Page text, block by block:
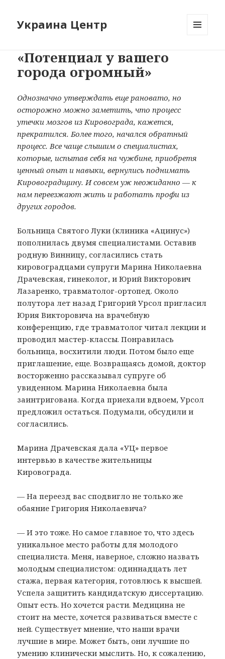
Украина Центр
«Потенциал у вашего
города огромный»
Однозначно утверждать еще рановато, но
осторожно можно заметить, что процесс
утечки мозгов из Кировограда, кажется,
прекратился. Более того, начался обратный
процесс. Все чаще слышим о специалистах,
которые, испытав себя на чужбине, приобретя
ценный опыт и навыки, вернулись поднимать
Кировоградщину. И совсем уж неожиданно — к
нам переезжают жить и работать профи из
других городов.
Больница Святого Луки (клиника «Ацинус»)
пополнилась двумя специалистами. Оставив
родную Винницу, согласились стать
кировоградцами супруги Марина Николаевна
Драчевская, гинеколог, и Юрий Викторович
Лазаренко, травматолог-ортопед. Около
полутора лет назад Григорий Урсол пригласил
Юрия Викторовича на врачебную
конференцию, где травматолог читал лекции и
проводил мастер-классы. Понравилась
больница, восхитили люди. Потом было еще
приглашение, еще. Возвращаясь домой, доктор
восторженно рассказывал супруге об
увиденном. Марина Николаевна была
заинтригована. Когда приехали вдвоем, Урсол
предложил остаться. Подумали, обсудили и
согласились.
Марина Драчевская дала «УЦ» первое
интервью в качестве жительницы
Кировограда.
— На переезд вас сподвигло не только же
обаяние Григория Николаевича?
— И это тоже. Но самое главное то, что здесь
уникальное место работы для молодого
специалиста. Меня, наверное, сложно назвать
молодым специалистом: одиннадцать лет
стажа, первая категория, готовлюсь к высшей.
Успела защитить кандидатскую диссертацию.
Опыт есть. Но хочется расти. Медицина не
стоит на месте, хочется развиваться вместе с
ней. Существует мнение, что наши врачи
лучшие в мире. Может быть, они лучшие по
умению клинически мыслить. Но, к сожалению,